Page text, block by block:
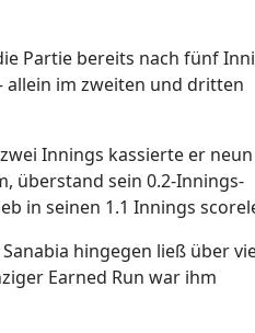
Partie bereits nach fünf
allein im zweiten und dritten
Innings kassierte er neun
überstand sein 0.2-Innings-
in seinen 1.1 Innings
hingegen ließ über
Earned Run war ihm